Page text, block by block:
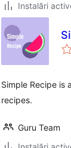
Instalări
Simple Recipe is
recipes.
Guru Team